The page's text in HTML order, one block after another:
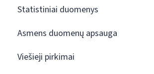
Statistiniai duomenys
Asmens duomenų apsauga
Viešieji pirkimai